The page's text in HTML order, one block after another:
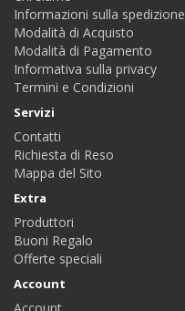
Informazioni sulla spedizione
Modalità di Acquisto
Modalità di Pagamento
Informativa sulla privacy
Termini e Condizioni
Servizi
Contatti
Richiesta di Reso
Mappa del Sito
Extra
Produttori
Buoni Regalo
Offerte speciali
Account